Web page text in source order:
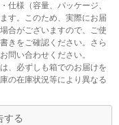
仕様（容量、パッケージ、
す。このため、実際にお届
合がございますので、ご使
きをご確認ください。さら
問い合わせください。
、必ずしも箱でのお届けを
の在庫状況等により異なる
する